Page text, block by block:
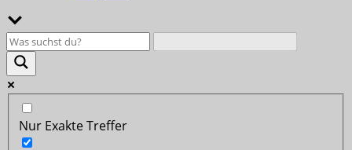
Nur Exakte Treffer